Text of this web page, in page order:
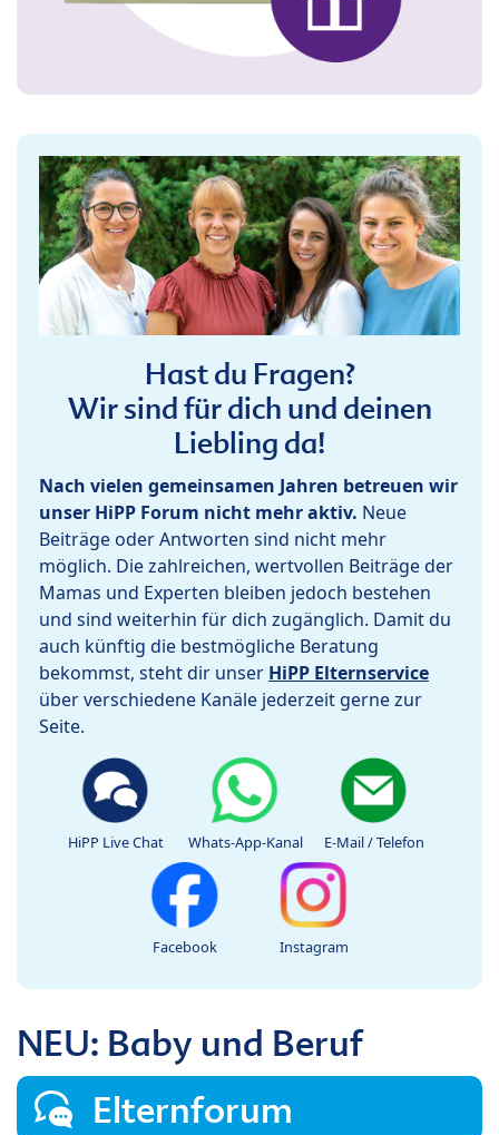
Hast du Fragen?
Wir sind für dich und deinen
Liebling da!
Nach vielen gemeinsamen Jahren betreuen wir
unser HiPP Forum nicht mehr aktiv. Neue
Beiträge oder Antworten sind nicht mehr
möglich. Die zahlreichen, wertvollen Beiträge der
Mamas und Experten bleiben jedoch bestehen
und sind weiterhin für dich zugänglich. Damit du
auch künftig die bestmögliche Beratung
bekommst, steht dir unser HiPP Elternservice
über verschiedene Kanäle jederzeit gerne zur
Seite.
HiPP Live Chat Whats-App-Kanal E-Mail / Telefon
Facebook Instagram
NEU: Baby und Beruf
Elternforum